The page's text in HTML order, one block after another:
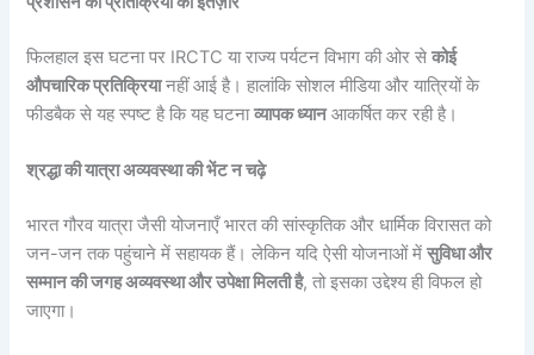
फिलहाल इस घटना पर IRCTC या राज्य पर्यटन विभाग की ओर सेकोई
औपचारिक प्रतिक्रियानहीं आई है। हालांकि सोशल मीडिया और यात्रियों के
फीडबैक से यह स्पष्ट है कि यह घटनाव्यापक ध्यानआकर्षित कर रही है।
श्रद्धा की यात्रा अव्यवस्था की भेंट न चढ़े
भारत गौरव यात्रा जैसी योजनाएँ भारत की सांस्कृतिक और धार्मिक विरासत को
जन-जन तक पहुंचाने में सहायक हैं। लेकिन यदि ऐसी योजनाओं मेंसुविधा और
सम्मान की जगह अव्यवस्था और उपेक्षा मिलती है, तो इसका उद्देश्य ही विफल हो
जाएगा।